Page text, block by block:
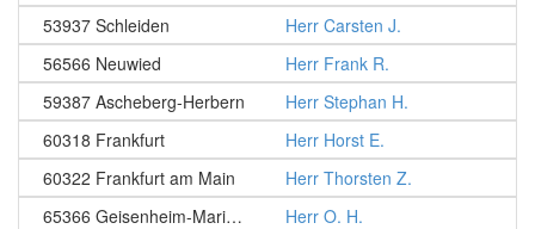
53937 Schleiden
Herr Carsten J.
56566 Neuwied
Herr Frank R.
59387 Ascheberg-Herbern
Herr Stephan H.
60318 Frankfurt
Herr Horst E.
60322 Frankfurt am Main
Herr Thorsten Z.
65366 Geisenheim-Marienthal
Herr O. H.